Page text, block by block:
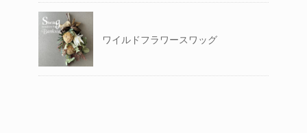
ワイルドフラワースワッグ